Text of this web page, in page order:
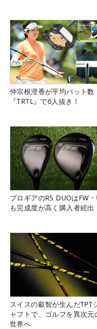
仲宗根澄香が平均パット数
『TRTL』で6人抜き！
プロギアのRS DUOはFW
も完成度が高く購入者続出
スイスの叡智が生んだTPT
ャフトで、ゴルフを異次元
世界へ